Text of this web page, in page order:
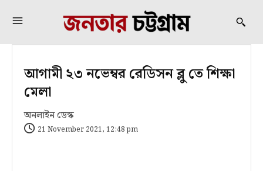
আগামী ২৩ নভেম্বর রেডিসন ব্লু তে শিক্ষা
মেলা
অনলাইন ডেস্ক
21 November 2021, 12:48 pm